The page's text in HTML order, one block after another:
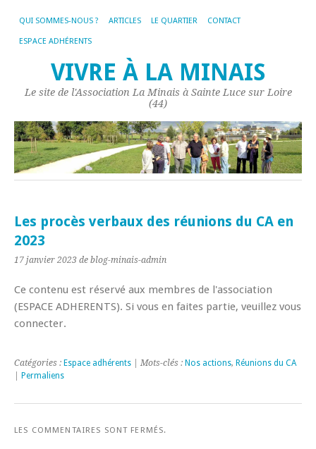
QUI SOMMES-NOUS ? ARTICLES LE QUARTIER CONTACT
ESPACE ADHÉRENTS
VIVRE À LA MINAIS
Le site de l'Association La Minais à Sainte Luce sur Loire
(44)
Les procès verbaux des réunions du CA en
2023
17 janvier 2023 de blog-minais-admin
Ce contenu est réservé aux membres de l'association
(ESPACE ADHERENTS). Si vous en faites partie, veuillez vous
connecter.
Catégories : Espace adhérents | Mots-clés : Nos actions, Réunions du CA
Permaliens
LES COMMENTAIRES SONT FERMÉS.